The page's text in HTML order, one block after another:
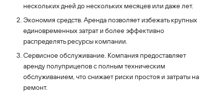
нескольких дней до нескольких месяцев или даже лет.
Экономия средств. Аренда позволяет избежать крупных
единовременных затрат и более эффективно
распределять ресурсы компании.
Сервисное обслуживание. Компания предоставляет
аренду полуприцепов с полным техническим
обслуживанием, что снижает риски простоя и затраты на
ремонт.